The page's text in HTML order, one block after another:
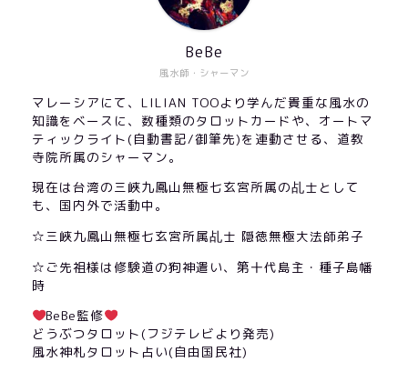
風水師・シャーマン
BeBe
マレーシアにて、LILIAN TOOより学んだ貴重な風水の
知識をベースに、数種類のタロットカードや、オートマ
ティックライト(自動書記/御筆先)を連動させる、道教
寺院所属のシャーマン。
現在は台湾の三峽九鳳山無極七玄宮所属の乩士として
も、国内外で活動中。
☆三峽九鳳山無極七玄宮所属乩士 隠徳無極大法師弟子
☆ご先祖様は修験道の狗神遣い、第十代島主・種子島幡
時
BeBe監修
どうぶつタロット(フジテレビより発売)
風水神札タロット占い(自由国民社)